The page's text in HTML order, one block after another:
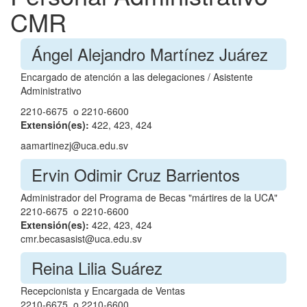
CMR
Ángel Alejandro Martínez Juárez
Encargado de atención a las delegaciones / Asistente
Administrativo
2210-6675 o 2210-6600
Extensión(es): 422, 423, 424
aamartinezj@uca.edu.sv
Ervin Odimir Cruz Barrientos
Administrador del Programa de Becas "mártires de la UCA"
2210-6675 o 2210-6600
Extensión(es): 422, 423, 424
cmr.becasasist@uca.edu.sv
Reina Lilia Suárez
Recepcionista y Encargada de Ventas
2210-6675 o 2210-6600